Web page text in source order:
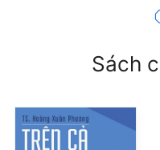
Sách